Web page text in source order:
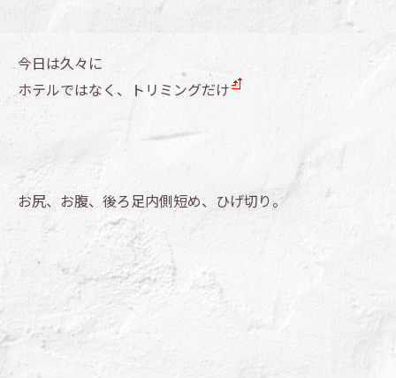
今日は久々に
ホテルではなく、トリミングだけ
お尻、お腹、後ろ足内側短め、ひげ切り。